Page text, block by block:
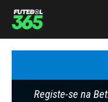
Registe-se na